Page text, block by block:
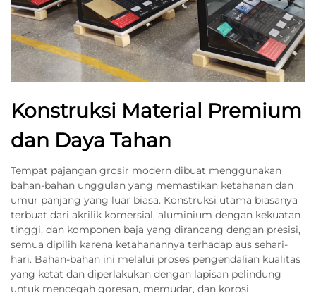
Konstruksi Material Premium
dan Daya Tahan
Tempat pajangan grosir modern dibuat menggunakan
bahan-bahan unggulan yang memastikan ketahanan dan
umur panjang yang luar biasa. Konstruksi utama biasanya
terbuat dari akrilik komersial, aluminium dengan kekuatan
tinggi, dan komponen baja yang dirancang dengan presisi,
semua dipilih karena ketahanannya terhadap aus sehari-
hari. Bahan-bahan ini melalui proses pengendalian kualitas
yang ketat dan diperlakukan dengan lapisan pelindung
untuk mencegah goresan, memudar, dan korosi.